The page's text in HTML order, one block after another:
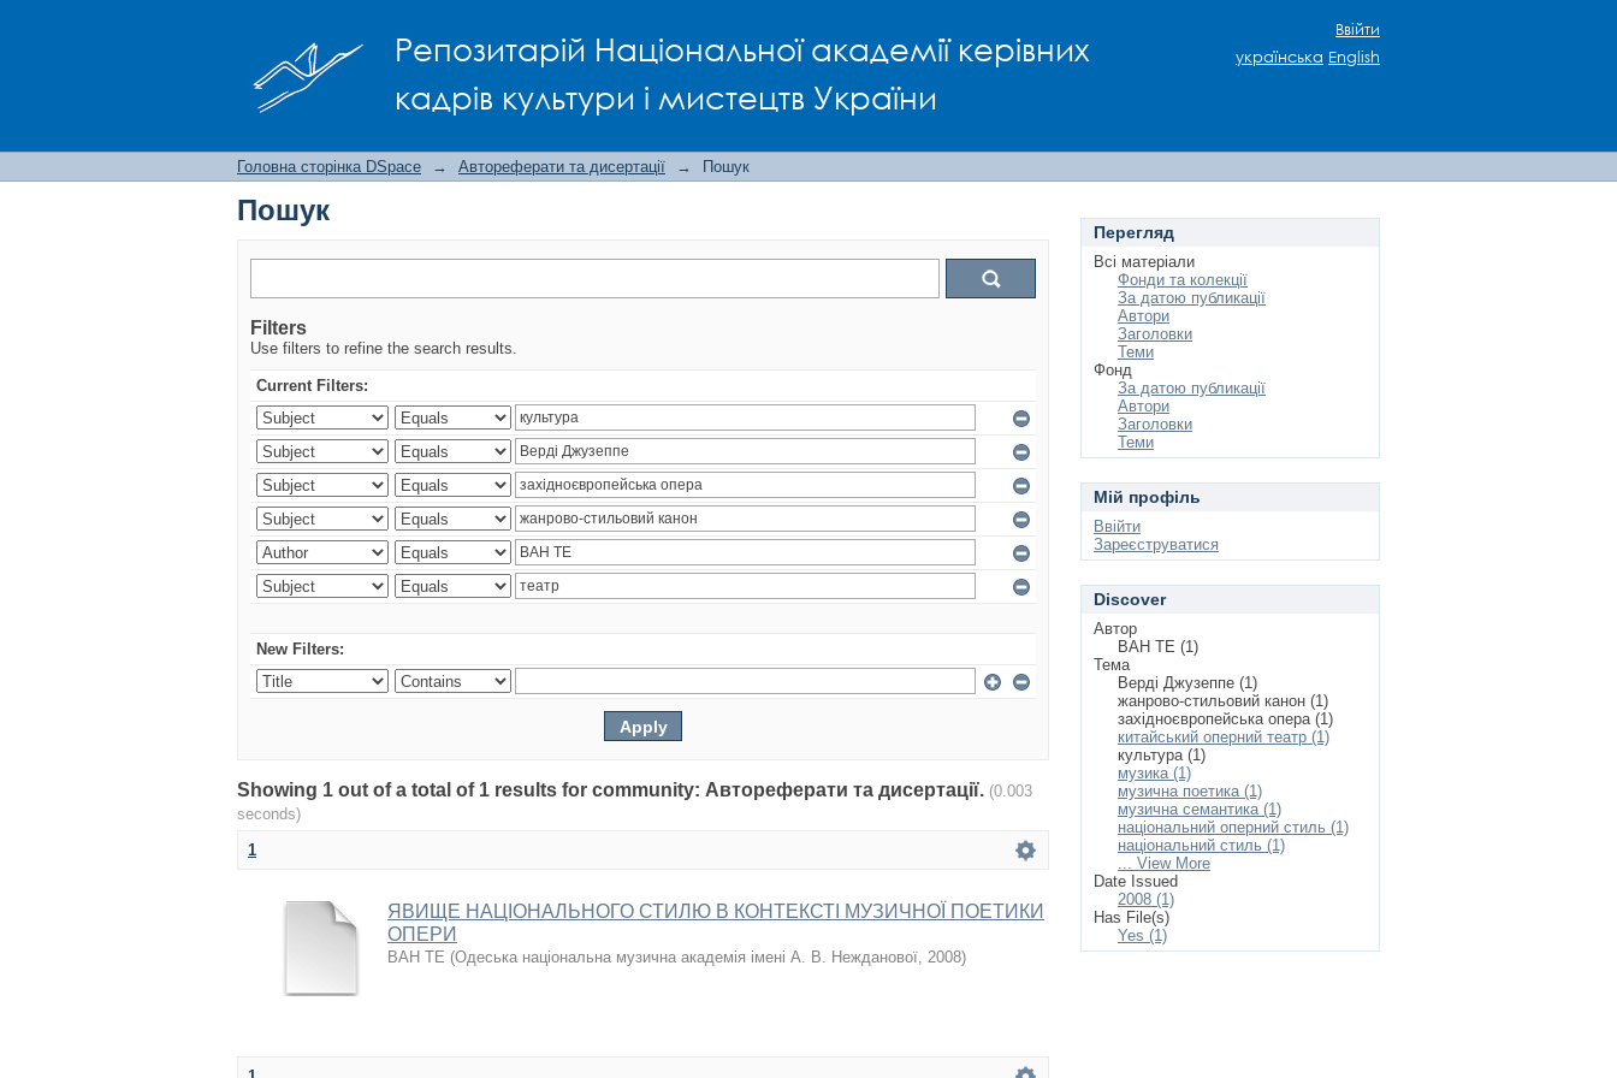
Репозитарій Національної академії керівних
кадрів культури і мистецтв України
Ввійти
українська English
Головна сторінка DSpace → Автореферати та дисертації → Пошук
Пошук
Filters
Use filters to refine the search results.
Current Filters:
New Filters:
Showing 1 out of a total of 1 results for community: Автореферати та дисертації. (0.003
seconds)
1
ЯВИЩЕ НАЦІОНАЛЬНОГО СТИЛЮ В КОНТЕКСТІ МУЗИЧНОЇ ПОЕТИКИ
ОПЕРИ
ВАН ТЕ (Одеська національна музична академія імені А. В. Нежданової, 2008)
Перегляд
Всі матеріали
Фонди та колекції
За датою публикації
Автори
Заголовки
Теми
Фонд
За датою публикації
Автори
Заголовки
Теми
Мій профіль
Ввійти
Зареєструватися
Discover
Автор
ВАН ТЕ (1)
Тема
Верді Джузеппе (1)
жанрово-стильовий канон (1)
західноєвропейська опера (1)
китайський оперний театр (1)
культура (1)
музика (1)
музична поетика (1)
музична семантика (1)
національний оперний стиль (1)
національний стиль (1)
... View More
Date Issued
2008 (1)
Has File(s)
Yes (1)